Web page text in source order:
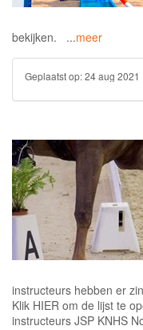
bekijken. ...meer
Geplaatst op:24 aug 2021
instructeurs hebben er
Klik HIER om de lijst te
instructeurs JSP KNHS